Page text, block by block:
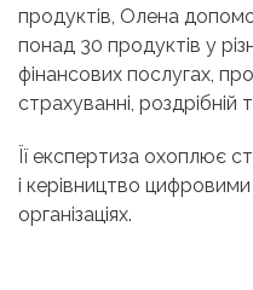
продуктів, Олена
понад 30 продуктів у
фінансових послугах,
страхуванні, роздрібній
Її експертиза охоплює
і керівництво
організаціях.